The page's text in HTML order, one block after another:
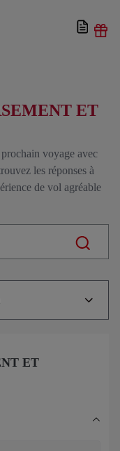
ET
voyage avec
les réponses à
de vol agréable
ET